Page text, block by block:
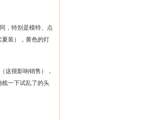
，特别是模特、点
装），黄色的灯
这很影响销售），
一下试乱了的头